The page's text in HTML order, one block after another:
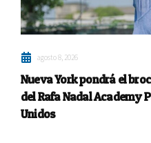
agosto 8, 2026
Nueva York pondrá el
del Rafa Nadal Academy
Unidos